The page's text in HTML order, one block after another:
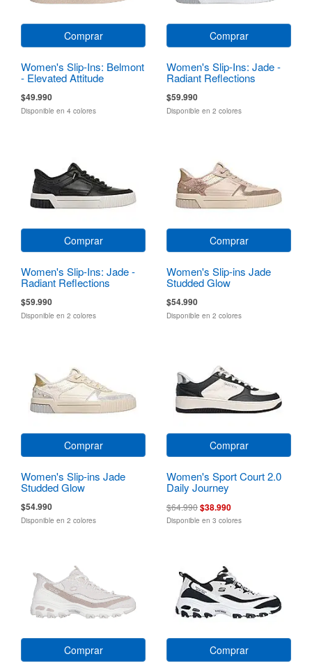
Comprar
Women's Slip-Ins: Belmont
- Elevated Attitude
$49.990
Disponible en 4 colores
Comprar
Women's Slip-Ins: Jade -
Radiant Reflections
$59.990
Disponible en 2 colores
Comprar
Women's Slip-Ins: Jade -
Radiant Reflections
$59.990
Disponible en 2 colores
Comprar
Women's Slip-ins Jade
Studded Glow
$54.990
Disponible en 2 colores
Comprar
Women's Slip-ins Jade
Studded Glow
$54.990
Disponible en 2 colores
Comprar
Women's Sport Court 2.0
Daily Journey
$64.990$38.990
Disponible en 3 colores
Comprar Comprar